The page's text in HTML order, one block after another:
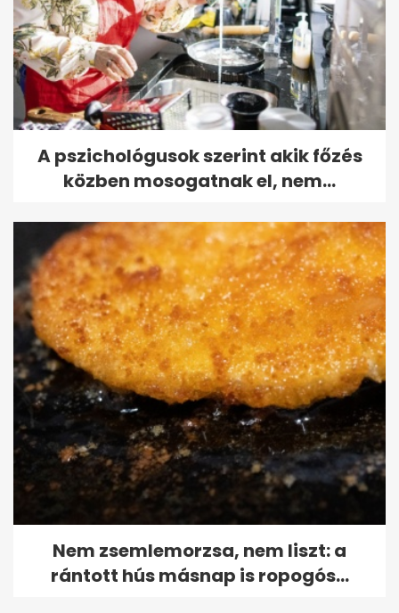
A pszichológusok szerint akik főzés
közben mosogatnak el, nem...
Nem zsemlemorzsa, nem liszt: a
rántott hús másnap is ropogós...